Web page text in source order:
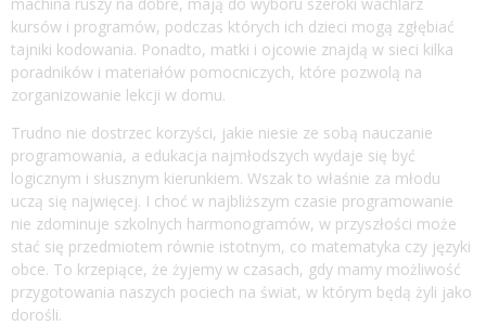
kursów i programów, podczas których ich dzieci mogą zgłębiać
tajniki kodowania. Ponadto, matki i ojcowie znajdą w sieci kilka
poradników i materiałów pomocniczych, które pozwolą na
zorganizowanie lekcji w domu.
Trudno nie dostrzec korzyści, jakie niesie ze sobą nauczanie
programowania, a edukacja najmłodszych wydaje się być
logicznym i słusznym kierunkiem. Wszak to właśnie za młodu
uczą się najwięcej. I choć w najbliższym czasie programowanie
nie zdominuje szkolnych harmonogramów, w przyszłości może
stać się przedmiotem równie istotnym, co matematyka czy języki
obce. To krzepiące, że żyjemy w czasach, gdy mamy możliwość
przygotowania naszych pociech na świat, w którym będą żyli jako
dorośli.